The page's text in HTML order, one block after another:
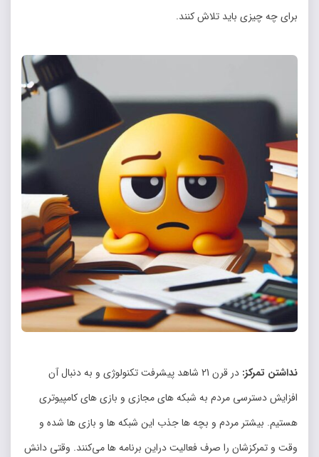
برای چه چیزی باید تلاش کنند.
نداشتن تمرکز:
در قرن 21 شاهد پیشرفت تکنولوژی و به دنبال آن
افزایش دسترسی مردم به شبکه های مجازی و بازی های کامپیوتری
هستیم. بیشتر مردم و بچه ها جذب این شبکه ها و بازی ها شده و
وقت و تمرکزشان را صرف فعالیت دراین برنامه ها می‌‌کنند. وقتی دانش